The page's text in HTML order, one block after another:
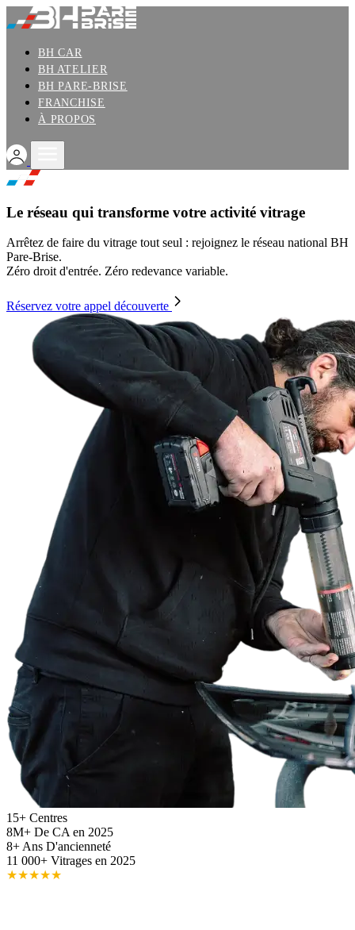
BH CAR
ACHETER UNE VOITURE
VENDRE UNE VOITURE
BH ATELIER
BH PARE-BRISE
FRANCHISE
FRANCHISE BH CAR
À PROPOS
Le réseau qui transforme votre activité vitrage
Arrêtez de faire du vitrage tout seul : rejoignez le réseau national BH
Pare-Brise.
Zéro droit d'entrée. Zéro redevance variable.
Réservez votre appel découverte
15+ Centres
8M+ De CA en 2025
8+Ans D'ancienneté
11 000+ Vitrages en 2025
★★★★★